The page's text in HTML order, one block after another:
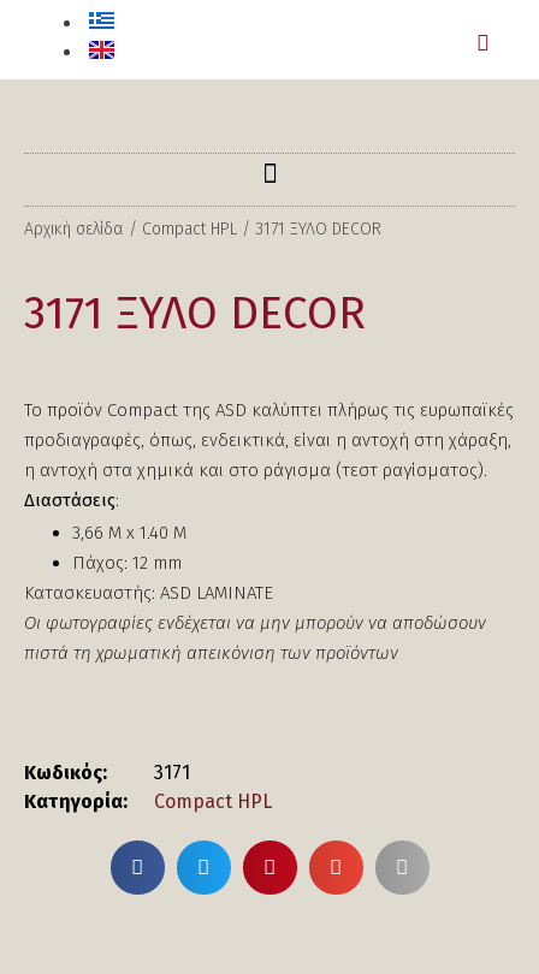
Αρχική σελίδα / Compact HPL / 3171 ΞΥΛΟ DECOR
3171 ΞΥΛΟ DECOR
Το προϊόν Compact της ASD καλύπτει πλήρως τις ευρωπαϊκές
προδιαγραφές, όπως, ενδεικτικά, είναι η αντοχή στη χάραξη,
η αντοχή στα χημικά και στο ράγισμα (τεστ ραγίσματος).
Διαστάσεις:
3,66 Μ x 1.40 Μ
Πάχος: 12 mm
Κατασκευαστής: ASD LAMINATE
Οι φωτογραφίες ενδέχεται να μην μπορούν να αποδώσουν
πιστά τη χρωματική απεικόνιση των προϊόντων
Κωδικός:
3171
Κατηγορία:
Compact HPL